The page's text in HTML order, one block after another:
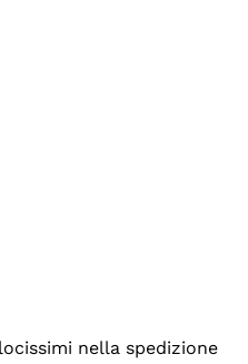
nella spedizione